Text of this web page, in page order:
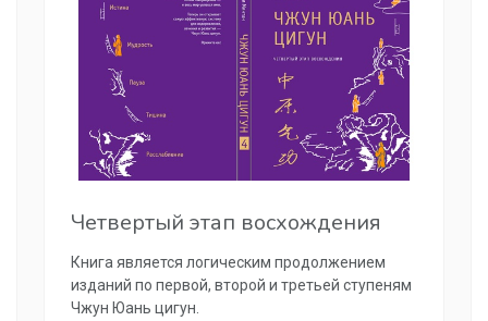
Четвертый этап восхождения
Книга является логическим продолжением
изданий по первой, второй и третьей ступеням
Чжун Юань цигун.